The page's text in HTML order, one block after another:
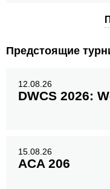
Предстоящие
12.08.26
DWCS 2026:
15.08.26
ACA 206